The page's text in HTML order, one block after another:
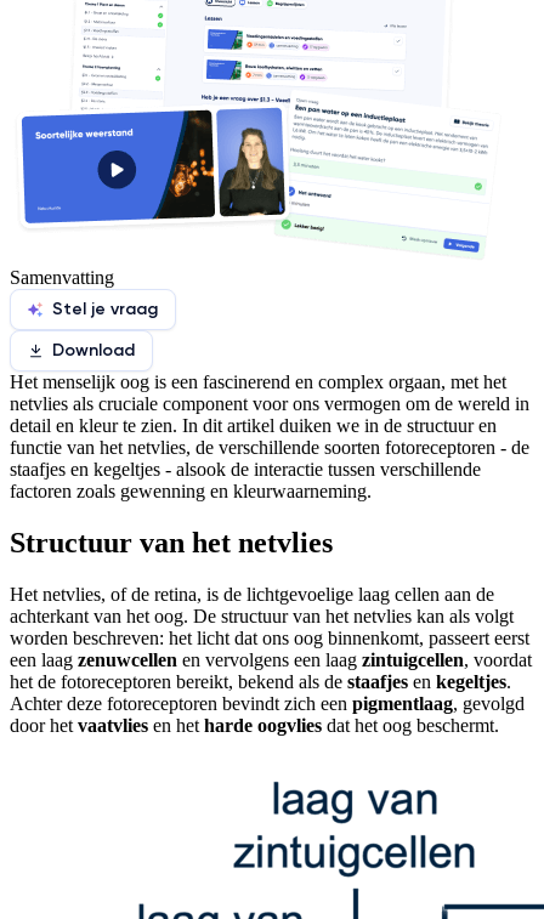
Samenvatting
Stel je vraag
Download
Het menselijk oog is een fascinerend en complex orgaan, met het
netvlies als cruciale component voor ons vermogen om de wereld in
detail en kleur te zien. In dit artikel duiken we in de structuur en
functie van het netvlies, de verschillende soorten fotoreceptoren - de
staafjes en kegeltjes - alsook de interactie tussen verschillende
factoren zoals gewenning en kleurwaarneming.
Structuur van het netvlies
Het netvlies, of de retina, is de lichtgevoelige laag cellen aan de
achterkant van het oog. De structuur van het netvlies kan als volgt
worden beschreven: het licht dat ons oog binnenkomt, passeert eerst
een laag zenuwcellen en vervolgens een laag zintuigcellen, voordat
het de fotoreceptoren bereikt, bekend als de staafjes en kegeltjes.
Achter deze fotoreceptoren bevindt zich een pigmentlaag, gevolgd
door het vaatvlies en het harde oogvlies dat het oog beschermt.